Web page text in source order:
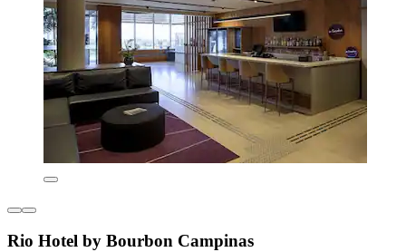
Rio Hotel by Bourbon Campinas